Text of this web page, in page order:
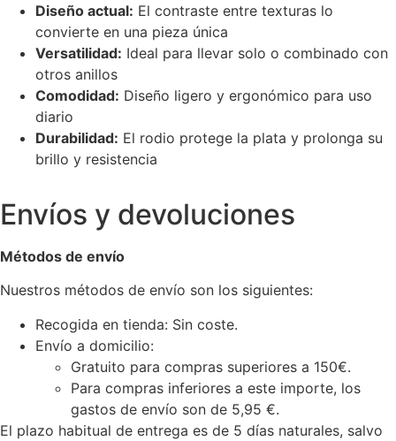
Diseño actual: El contraste entre texturas lo
convierte en una pieza única
Versatilidad: Ideal para llevar solo o combinado con
otros anillos
Comodidad: Diseño ligero y ergonómico para uso
diario
Durabilidad: El rodio protege la plata y prolonga su
brillo y resistencia
Envíos y devoluciones
Métodos de envío
Nuestros métodos de envío son los siguientes:
Recogida en tienda: Sin coste.
Envío a domicilio:
Gratuito para compras superiores a 150€.
Para compras inferiores a este importe, los
gastos de envío son de 5,95 €.
El plazo habitual de entrega es de 5 días naturales, salvo